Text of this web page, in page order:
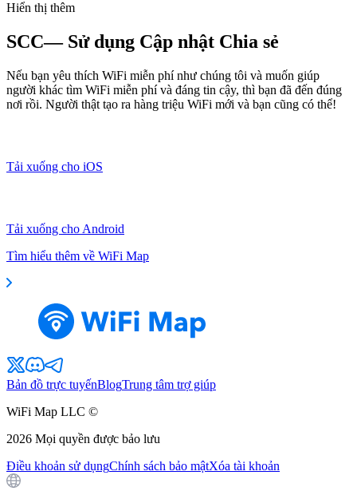
Hiển thị thêm
SCC— Sử dụng Cập nhật Chia sẻ
Nếu bạn yêu thích WiFi miễn phí như chúng tôi và muốn giúp
người khác tìm WiFi miễn phí và đáng tin cậy, thì bạn đã đến đúng
nơi rồi. Người thật tạo ra hàng triệu WiFi mới và bạn cũng có thể!
Tải xuống cho iOS
Tải xuống cho Android
Tìm hiểu thêm về WiFi Map
Bản đồ trực tuyếnBlogTrung tâm trợ giúp
WiFi Map LLC ©
2026 Mọi quyền được bảo lưu
Điều khoản sử dụngChính sách bảo mậtXóa tài khoản